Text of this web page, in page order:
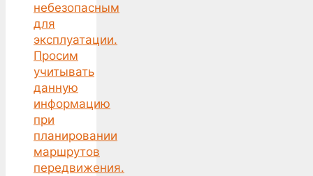
небезопасным
для
эксплуатации.
Просим
учитывать
данную
информацию
при
планировании
маршрутов
передвижения.